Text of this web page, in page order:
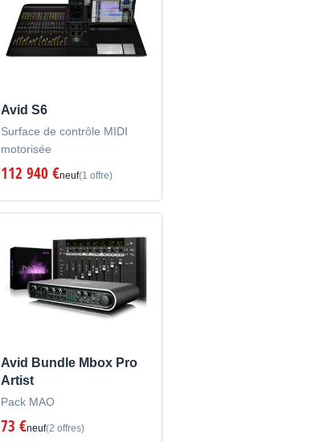
Avid S6
Surface de contrôle MIDI
motorisée
112 940 €neuf(1 offre)
Avid Bundle Mbox Pro
Artist
Pack MAO
73 €neuf(2 offres)